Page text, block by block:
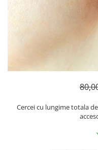
Cercei cu lungime totala